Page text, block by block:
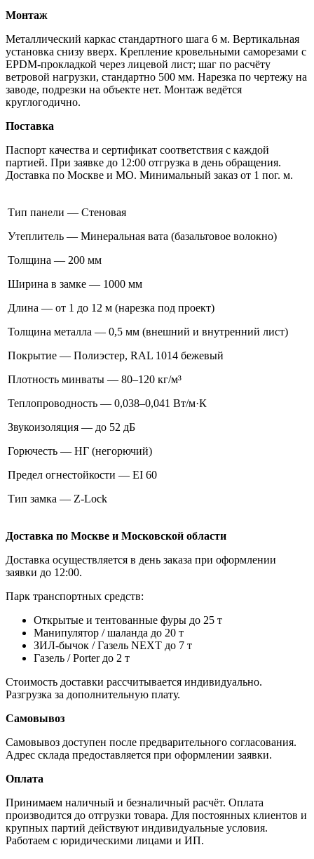
Монтаж
Металлический каркас стандартного шага 6 м. Вертикальная
установка снизу вверх. Крепление кровельными саморезами с
EPDM-прокладкой через лицевой лист; шаг по расчёту
ветровой нагрузки, стандартно 500 мм. Нарезка по чертежу на
заводе, подрезки на объекте нет. Монтаж ведётся
круглогодично.
Поставка
Паспорт качества и сертификат соответствия с каждой
партией. При заявке до 12:00 отгрузка в день обращения.
Доставка по Москве и МО. Минимальный заказ от 1 пог. м.
Тип панели — Стеновая
Утеплитель — Минеральная вата (базальтовое волокно)
Толщина — 200 мм
Ширина в замке — 1000 мм
Длина — от 1 до 12 м (нарезка под проект)
Толщина металла — 0,5 мм (внешний и внутренний лист)
Покрытие — Полиэстер, RAL 1014 бежевый
Плотность минваты — 80–120 кг/м³
Теплопроводность — 0,038–0,041 Вт/м·К
Звукоизоляция — до 52 дБ
Горючесть — НГ (негорючий)
Предел огнестойкости — EI 60
Тип замка — Z-Lock
Доставка по Москве и Московской области
Доставка осуществляется в день заказа при оформлении
заявки до 12:00.
Парк транспортных средств:
Открытые и тентованные фуры до 25 т
Манипулятор / шаланда до 20 т
ЗИЛ-бычок / Газель NEXT до 7 т
Газель / Porter до 2 т
Стоимость доставки рассчитывается индивидуально.
Разгрузка за дополнительную плату.
Самовывоз
Самовывоз доступен после предварительного согласования.
Адрес склада предоставляется при оформлении заявки.
Оплата
Принимаем наличный и безналичный расчёт. Оплата
производится до отгрузки товара. Для постоянных клиентов и
крупных партий действуют индивидуальные условия.
Работаем с юридическими лицами и ИП.